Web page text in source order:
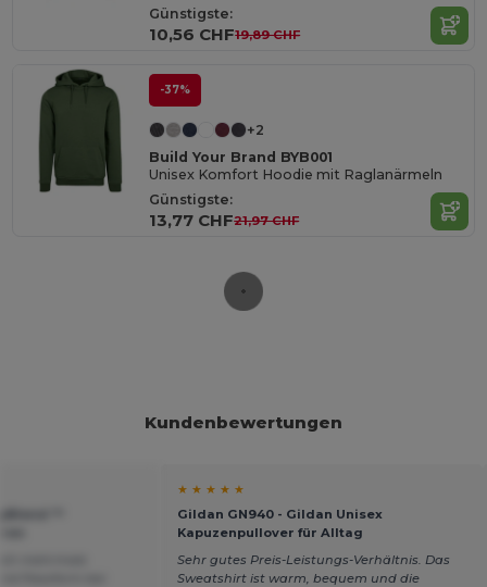
Günstigste:
10,56 CHF19,89 CHF
-37%
+2
Build Your Brand BYB001
Unisex Komfort Hoodie mit Raglanärmeln
Günstigste:
13,77 CHF21,97 CHF
Kundenbewertungen
★ ★ ★ ★ ★
Gildan GN940 - Gildan Unisex
Kapuzenpullover für Alltag
Sehr gutes Preis-Leistungs-Verhältnis. Das
Sweatshirt ist warm, bequem und die